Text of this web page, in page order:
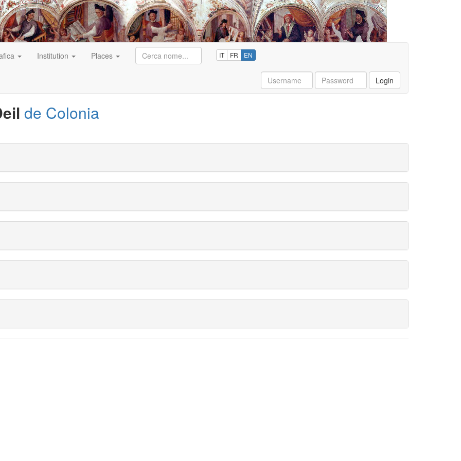
Institution Places IT FR EN
Username Password Login
de Colonia